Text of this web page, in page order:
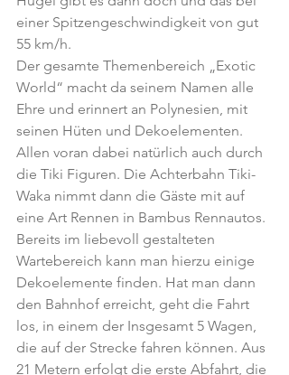
einer Spitzengeschwindigkeit von gut
55 km/h.
Der gesamte Themenbereich „Exotic
World“ macht da seinem Namen alle
Ehre und erinnert an Polynesien, mit
seinen Hüten und Dekoelementen.
Allen voran dabei natürlich auch durch
die Tiki Figuren. Die Achterbahn Tiki-
Waka nimmt dann die Gäste mit auf
eine Art Rennen in Bambus Rennautos.
Bereits im liebevoll gestalteten
Wartebereich kann man hierzu einige
Dekoelemente finden. Hat man dann
den Bahnhof erreicht, geht die Fahrt
los, in einem der Insgesamt 5 Wagen,
die auf der Strecke fahren können. Aus
21 Metern erfolgt die erste Abfahrt, die